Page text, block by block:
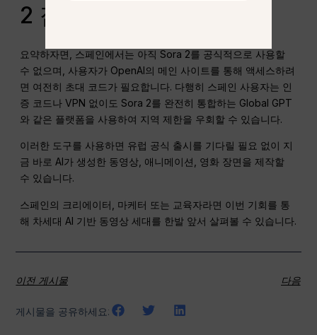
2 접속하기
요약하자면, 스페인에서는 아직 Sora 2를 공식적으로 사용할
수 없으며, 사용자가 OpenAI의 메인 사이트를 통해 액세스하려
면 여전히 초대 코드가 필요합니다. 다행히 스페인 사용자는 인
증 코드나 VPN 없이도 Sora 2를 완전히 통합하는 Global GPT
와 같은 플랫폼을 사용하여 지역 제한을 우회할 수 있습니다.
이러한 도구를 사용하면 유럽 공식 출시를 기다릴 필요 없이 지
금 바로 AI가 생성한 동영상, 애니메이션, 영화 장면을 제작할
수 있습니다.
스페인의 크리에이터, 마케터 또는 교육자라면 이번 기회를 통
해 차세대 AI 기반 동영상 세대를 한발 앞서 살펴볼 수 있습니다.
이전 게시물 다음
게시물을 공유하세요: